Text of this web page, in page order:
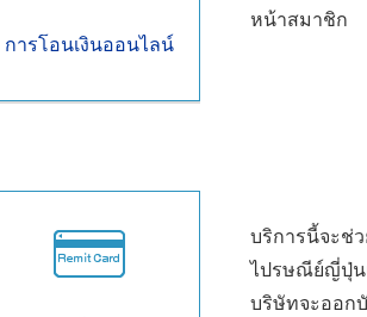
การโอนเงินออนไลน์
หน้าสมาชิก
บริการนี้จะช่
ไปรษณีย์ญี่ปุ่น
บริษัทจะออก